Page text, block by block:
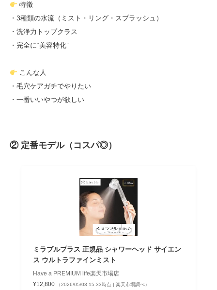
特徴
・3種類の水流（ミスト・リング・スプラッシュ）
・洗浄力トップクラス
・完全に“美容特化”
こんな人
・毛穴ケアガチでやりたい
・一番いいやつが欲しい
② 定番モデル（コスパ◎）
ミラブルプラス 正規品 シャワーヘッド サイエン
ス ウルトラファインミスト
Have a PREMIUM life楽天市場店
¥12,800
（2026/05/03 15:33時点 | 楽天市場調べ）